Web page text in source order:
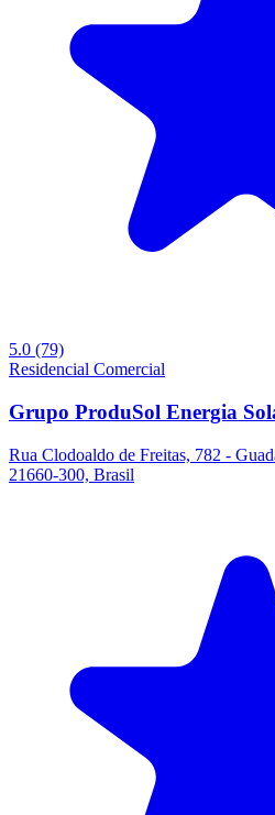
5.0 (79)
Residencial Comercial
Grupo ProduSol Energia
Rua Clodoaldo de Freitas, 782 -
21660-300, Brasil